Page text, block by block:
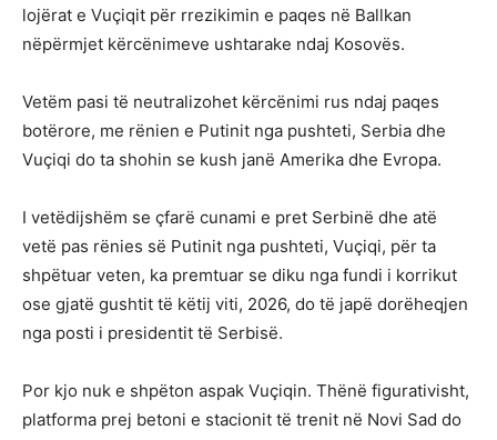
lojërat e Vuçiqit për rrezikimin e paqes në Ballkan
nëpërmjet kërcënimeve ushtarake ndaj Kosovës.
Vetëm pasi të neutralizohet kërcënimi rus ndaj paqes
botërore, me rënien e Putinit nga pushteti, Serbia dhe
Vuçiqi do ta shohin se kush janë Amerika dhe Evropa.
I vetëdijshëm se çfarë cunami e pret Serbinë dhe atë
vetë pas rënies së Putinit nga pushteti, Vuçiqi, për ta
shpëtuar veten, ka premtuar se diku nga fundi i korrikut
ose gjatë gushtit të këtij viti, 2026, do të japë dorëheqjen
nga posti i presidentit të Serbisë.
Por kjo nuk e shpëton aspak Vuçiqin. Thënë figurativisht,
platforma prej betoni e stacionit të trenit në Novi Sad do